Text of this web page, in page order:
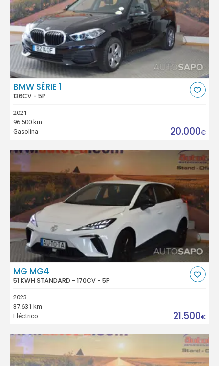
BMW SÉRIE 1
136CV - 5P
2021
96.500 km
Gasolina
20.000€
MG MG4
51 KWH STANDARD - 170CV - 5P
2023
37.631 km
Eléctrico
21.500€